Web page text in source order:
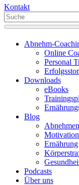
Kontakt
When
results
Abnehm-
Online
Personal
Downloads
eBooks
Blog
Abnehmen
Motivation
Ernährung
Podcasts
Über uns